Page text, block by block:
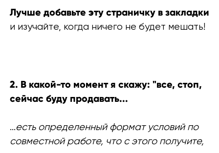
Лучше добавьте эту страничку в закладки
и изучайте, когда ничего не будет мешать!
2. В какой-то момент я скажу: "все, стоп,
сейчас буду продавать...
...есть определенный формат условий по
совместной работе, что с этого получите,